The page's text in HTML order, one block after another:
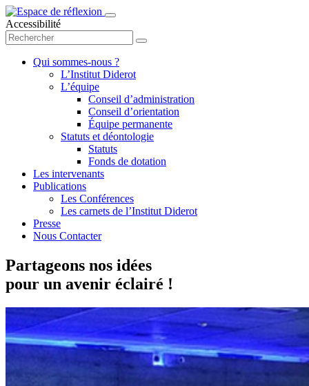
Accessibilité
Qui sommes-nous ?
L’Institut Diderot
L’équipe
Conseil d’administration
Conseil d’orientation
Équipe permanente
Statuts et déontologie
Statuts
Fonds de dotation
Les intervenants
Publications
Les Conférences
Les carnets de l’Institut Diderot
Presse
Nous Contacter
Partageons nos idées
pour un avenir éclairé !